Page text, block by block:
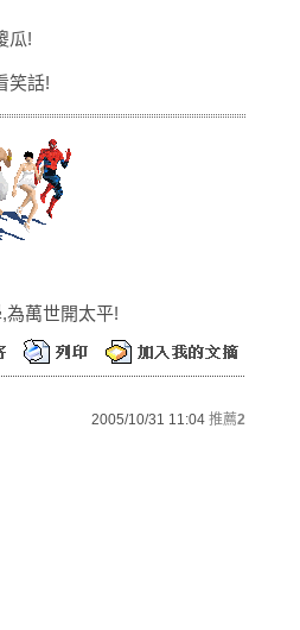
瓜!
笑話!
為萬世開太平!
2005/10/31 11:04 推薦2